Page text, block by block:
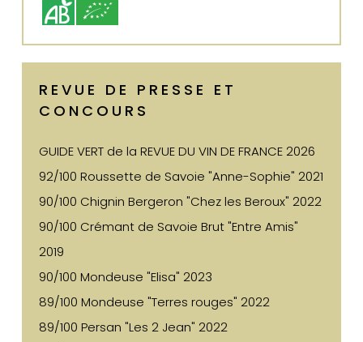
REVUE DE PRESSE ET
CONCOURS
GUIDE VERT de la REVUE DU VIN DE FRANCE 2026
92/100 Roussette de Savoie "Anne-Sophie" 2021
90/100 Chignin Bergeron "Chez les Beroux" 2022
90/100 Crémant de Savoie Brut "Entre Amis"
2019
90/100 Mondeuse "Elisa" 2023
89/100 Mondeuse "Terres rouges" 2022
89/100 Persan "Les 2 Jean" 2022